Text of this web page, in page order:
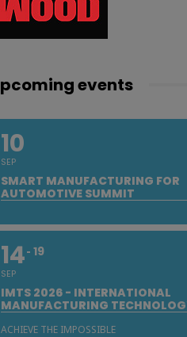
events
10
SEP
SMART MANUFACTURING FOR
AUTOMOTIVE SUMMIT
14
SEP
19
IMTS 2026 - INTERNATIONAL
MANUFACTURING
ACHIEVE THE IMPOSSIBLE